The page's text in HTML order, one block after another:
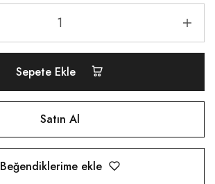
Sepete Ekle
Satın Al
Beğendiklerime ekle